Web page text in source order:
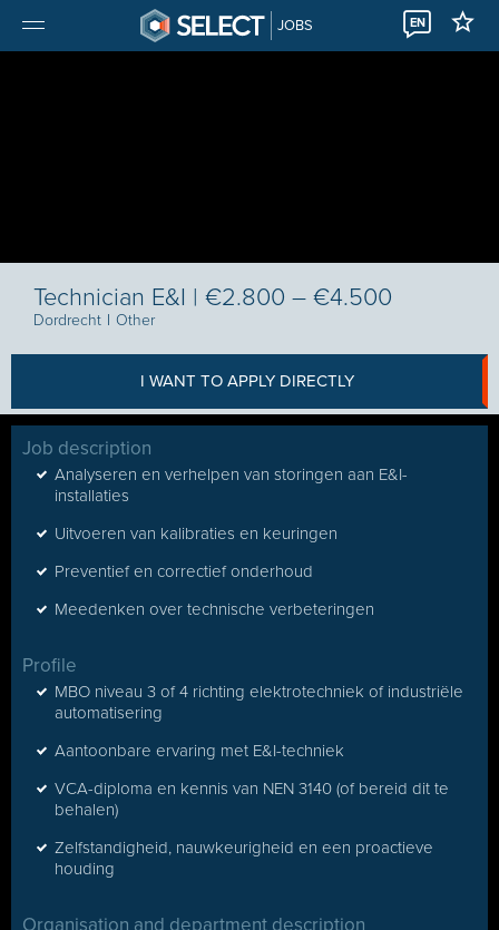
JOBS EN
Technician E&I | €2.800 – €4.500
Dordrecht I Other
I WANT TO APPLY DIRECTLY
Job description
Analyseren en verhelpen van storingen aan E&I-
installaties
Uitvoeren van kalibraties en keuringen
Preventief en correctief onderhoud
Meedenken over technische verbeteringen
Profile
MBO niveau 3 of 4 richting elektrotechniek of industriële
automatisering
Aantoonbare ervaring met E&I-techniek
VCA-diploma en kennis van NEN 3140 (of bereid dit te
behalen)
Zelfstandigheid, nauwkeurigheid en een proactieve
houding
Organisation and department description